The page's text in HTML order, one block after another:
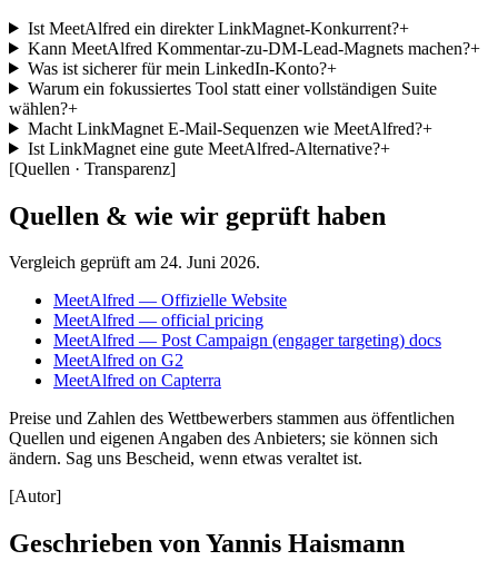
Ist MeetAlfred ein direkter LinkMagnet-Konkurrent?+
Kann MeetAlfred Kommentar-zu-DM-Lead-Magnets machen?+
Was ist sicherer für mein LinkedIn-Konto?+
Warum ein fokussiertes Tool statt einer vollständigen Suite
wählen?+
Macht LinkMagnet E-Mail-Sequenzen wie MeetAlfred?+
Ist LinkMagnet eine gute MeetAlfred-Alternative?+
[Quellen · Transparenz]
Quellen & wie wir geprüft haben
Vergleich geprüft am 24. Juni 2026.
MeetAlfred — Offizielle Website
MeetAlfred — official pricing
MeetAlfred — Post Campaign (engager targeting) docs
MeetAlfred on G2
MeetAlfred on Capterra
Preise und Zahlen des Wettbewerbers stammen aus öffentlichen
Quellen und eigenen Angaben des Anbieters; sie können sich
ändern. Sag uns Bescheid, wenn etwas veraltet ist.
[Autor]
Geschrieben von Yannis Haismann